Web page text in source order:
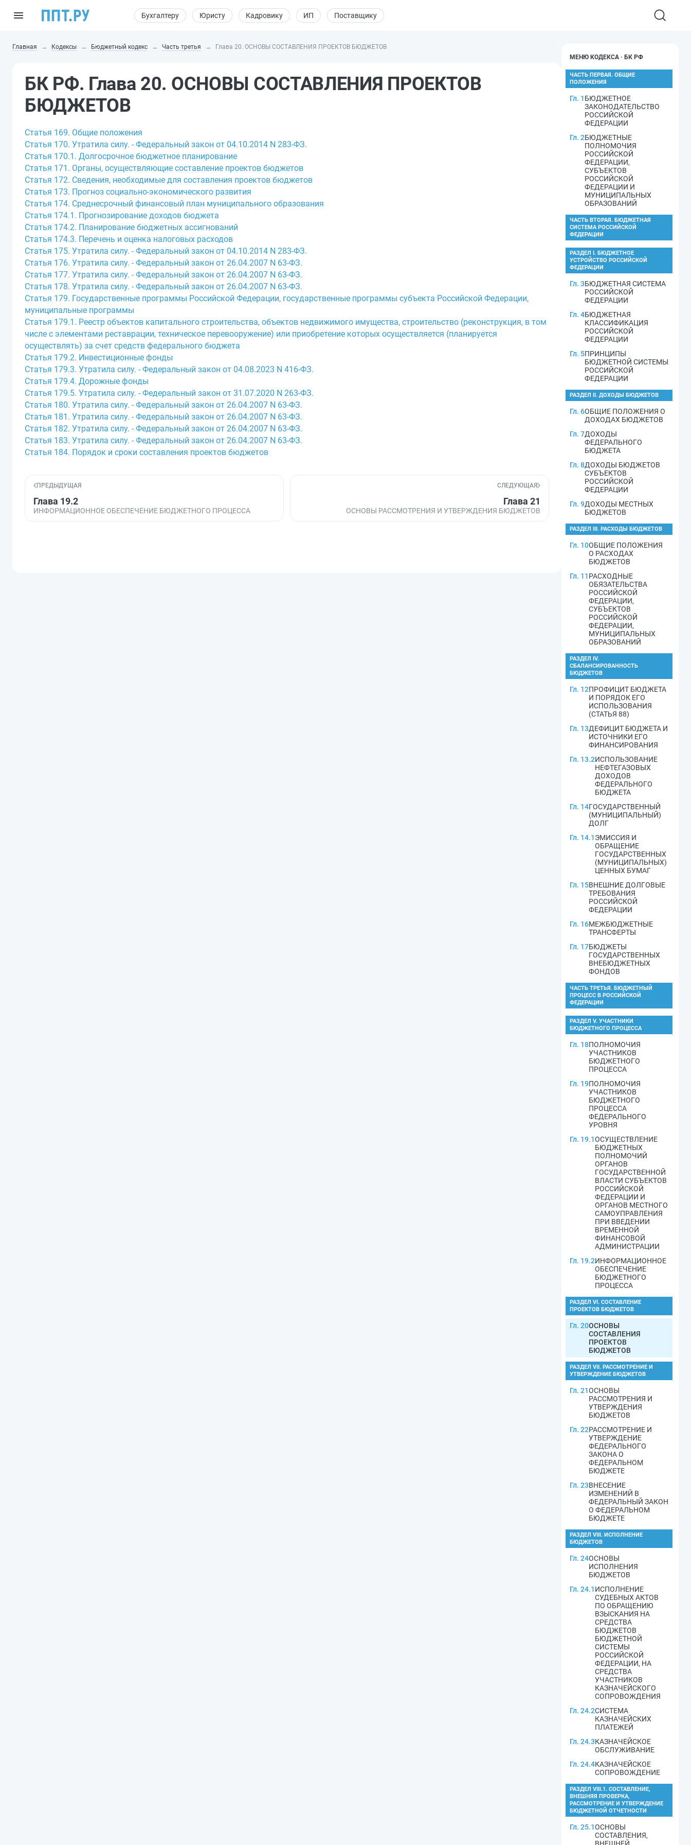
Бухгалтеру Юристу Кадровику ИП Поставщику
Главная Кодексы Бюджетный кодекс Часть третья Глава 20. ОСНОВЫ СОСТАВЛЕНИЯ ПРОЕКТОВ БЮДЖЕТОВ
БК РФ. Глава 20. ОСНОВЫ СОСТАВЛЕНИЯ ПРОЕКТОВ
БЮДЖЕТОВ
Статья 169. Общие положения
Статья 170. Утратила силу. - Федеральный закон от 04.10.2014 N 283-ФЗ.
Статья 170.1. Долгосрочное бюджетное планирование
Статья 171. Органы, осуществляющие составление проектов бюджетов
Статья 172. Сведения, необходимые для составления проектов бюджетов
Статья 173. Прогноз социально-экономического развития
Статья 174. Среднесрочный финансовый план муниципального образования
Статья 174.1. Прогнозирование доходов бюджета
Статья 174.2. Планирование бюджетных ассигнований
Статья 174.3. Перечень и оценка налоговых расходов
Статья 175. Утратила силу. - Федеральный закон от 04.10.2014 N 283-ФЗ.
Статья 176. Утратила силу. - Федеральный закон от 26.04.2007 N 63-ФЗ.
Статья 177. Утратила силу. - Федеральный закон от 26.04.2007 N 63-ФЗ.
Статья 178. Утратила силу. - Федеральный закон от 26.04.2007 N 63-ФЗ.
Статья 179. Государственные программы Российской Федерации, государственные программы субъекта Российской Федерации,
муниципальные программы
Статья 179.1. Реестр объектов капитального строительства, объектов недвижимого имущества, строительство (реконструкция, в том
числе с элементами реставрации, техническое перевооружение) или приобретение которых осуществляется (планируется
осуществлять) за счет средств федерального бюджета
Статья 179.2. Инвестиционные фонды
Статья 179.3. Утратила силу. - Федеральный закон от 04.08.2023 N 416-ФЗ.
Статья 179.4. Дорожные фонды
Статья 179.5. Утратила силу. - Федеральный закон от 31.07.2020 N 263-ФЗ.
Статья 180. Утратила силу. - Федеральный закон от 26.04.2007 N 63-ФЗ.
Статья 181. Утратила силу. - Федеральный закон от 26.04.2007 N 63-ФЗ.
Статья 182. Утратила силу. - Федеральный закон от 26.04.2007 N 63-ФЗ.
Статья 183. Утратила силу. - Федеральный закон от 26.04.2007 N 63-ФЗ.
Статья 184. Порядок и сроки составления проектов бюджетов
ПРЕДЫДУЩАЯ
Глава 19.2
ИНФОРМАЦИОННОЕ ОБЕСПЕЧЕНИЕ БЮДЖЕТНОГО ПРОЦЕССА
СЛЕДУЮЩАЯ
Глава 21
ОСНОВЫ РАССМОТРЕНИЯ И УТВЕРЖДЕНИЯ БЮДЖЕТОВ
МЕНЮ КОДЕКСА · БК РФ
ЧАСТЬ ПЕРВАЯ. ОБЩИЕ
ПОЛОЖЕНИЯ
Гл. 1БЮДЖЕТНОЕ
ЗАКОНОДАТЕЛЬСТВО
РОССИЙСКОЙ
ФЕДЕРАЦИИ
Гл. 2БЮДЖЕТНЫЕ
ПОЛНОМОЧИЯ
РОССИЙСКОЙ
ФЕДЕРАЦИИ,
СУБЪЕКТОВ
РОССИЙСКОЙ
ФЕДЕРАЦИИ И
МУНИЦИПАЛЬНЫХ
ОБРАЗОВАНИЙ
ЧАСТЬ ВТОРАЯ. БЮДЖЕТНАЯ
СИСТЕМА РОССИЙСКОЙ
ФЕДЕРАЦИИ
РАЗДЕЛ I. БЮДЖЕТНОЕ
УСТРОЙСТВО РОССИЙСКОЙ
ФЕДЕРАЦИИ
Гл. 3БЮДЖЕТНАЯ СИСТЕМА
РОССИЙСКОЙ
ФЕДЕРАЦИИ
Гл. 4БЮДЖЕТНАЯ
КЛАССИФИКАЦИЯ
РОССИЙСКОЙ
ФЕДЕРАЦИИ
Гл. 5ПРИНЦИПЫ
БЮДЖЕТНОЙ СИСТЕМЫ
РОССИЙСКОЙ
ФЕДЕРАЦИИ
РАЗДЕЛ II. ДОХОДЫ БЮДЖЕТОВ
Гл. 6ОБЩИЕ ПОЛОЖЕНИЯ О
ДОХОДАХ БЮДЖЕТОВ
Гл. 7ДОХОДЫ
ФЕДЕРАЛЬНОГО
БЮДЖЕТА
Гл. 8ДОХОДЫ БЮДЖЕТОВ
СУБЪЕКТОВ
РОССИЙСКОЙ
ФЕДЕРАЦИИ
Гл. 9ДОХОДЫ МЕСТНЫХ
БЮДЖЕТОВ
РАЗДЕЛ III. РАСХОДЫ БЮДЖЕТОВ
Гл. 10ОБЩИЕ ПОЛОЖЕНИЯ
О РАСХОДАХ
БЮДЖЕТОВ
Гл. 11РАСХОДНЫЕ
ОБЯЗАТЕЛЬСТВА
РОССИЙСКОЙ
ФЕДЕРАЦИИ,
СУБЪЕКТОВ
РОССИЙСКОЙ
ФЕДЕРАЦИИ,
МУНИЦИПАЛЬНЫХ
ОБРАЗОВАНИЙ
РАЗДЕЛ IV.
СБАЛАНСИРОВАННОСТЬ
БЮДЖЕТОВ
Гл. 12ПРОФИЦИТ БЮДЖЕТА
И ПОРЯДОК ЕГО
ИСПОЛЬЗОВАНИЯ
(СТАТЬЯ 88)
Гл. 13ДЕФИЦИТ БЮДЖЕТА И
ИСТОЧНИКИ ЕГО
ФИНАНСИРОВАНИЯ
Гл. 13.2ИСПОЛЬЗОВАНИЕ
НЕФТЕГАЗОВЫХ
ДОХОДОВ
ФЕДЕРАЛЬНОГО
БЮДЖЕТА
Гл. 14ГОСУДАРСТВЕННЫЙ
(МУНИЦИПАЛЬНЫЙ)
ДОЛГ
Гл. 14.1ЭМИССИЯ И
ОБРАЩЕНИЕ
ГОСУДАРСТВЕННЫХ
(МУНИЦИПАЛЬНЫХ)
ЦЕННЫХ БУМАГ
Гл. 15ВНЕШНИЕ ДОЛГОВЫЕ
ТРЕБОВАНИЯ
РОССИЙСКОЙ
ФЕДЕРАЦИИ
Гл. 16МЕЖБЮДЖЕТНЫЕ
ТРАНСФЕРТЫ
Гл. 17БЮДЖЕТЫ
ГОСУДАРСТВЕННЫХ
ВНЕБЮДЖЕТНЫХ
ФОНДОВ
ЧАСТЬ ТРЕТЬЯ. БЮДЖЕТНЫЙ
ПРОЦЕСС В РОССИЙСКОЙ
ФЕДЕРАЦИИ
РАЗДЕЛ V. УЧАСТНИКИ
БЮДЖЕТНОГО ПРОЦЕССА
Гл. 18ПОЛНОМОЧИЯ
УЧАСТНИКОВ
БЮДЖЕТНОГО
ПРОЦЕССА
Гл. 19ПОЛНОМОЧИЯ
УЧАСТНИКОВ
БЮДЖЕТНОГО
ПРОЦЕССА
ФЕДЕРАЛЬНОГО
УРОВНЯ
Гл. 19.1ОСУЩЕСТВЛЕНИЕ
БЮДЖЕТНЫХ
ПОЛНОМОЧИЙ
ОРГАНОВ
ГОСУДАРСТВЕННОЙ
ВЛАСТИ СУБЪЕКТОВ
РОССИЙСКОЙ
ФЕДЕРАЦИИ И
ОРГАНОВ МЕСТНОГО
САМОУПРАВЛЕНИЯ
ПРИ ВВЕДЕНИИ
ВРЕМЕННОЙ
ФИНАНСОВОЙ
АДМИНИСТРАЦИИ
Гл. 19.2ИНФОРМАЦИОННОЕ
ОБЕСПЕЧЕНИЕ
БЮДЖЕТНОГО
ПРОЦЕССА
РАЗДЕЛ VI. СОСТАВЛЕНИЕ
ПРОЕКТОВ БЮДЖЕТОВ
Гл. 20ОСНОВЫ
СОСТАВЛЕНИЯ
ПРОЕКТОВ
БЮДЖЕТОВ
РАЗДЕЛ VII. РАССМОТРЕНИЕ И
УТВЕРЖДЕНИЕ БЮДЖЕТОВ
Гл. 21ОСНОВЫ
РАССМОТРЕНИЯ И
УТВЕРЖДЕНИЯ
БЮДЖЕТОВ
Гл. 22РАССМОТРЕНИЕ И
УТВЕРЖДЕНИЕ
ФЕДЕРАЛЬНОГО
ЗАКОНА О
ФЕДЕРАЛЬНОМ
БЮДЖЕТЕ
Гл. 23ВНЕСЕНИЕ
ИЗМЕНЕНИЙ В
ФЕДЕРАЛЬНЫЙ ЗАКОН
О ФЕДЕРАЛЬНОМ
БЮДЖЕТЕ
РАЗДЕЛ VIII. ИСПОЛНЕНИЕ
БЮДЖЕТОВ
Гл. 24ОСНОВЫ
ИСПОЛНЕНИЯ
БЮДЖЕТОВ
Гл. 24.1ИСПОЛНЕНИЕ
СУДЕБНЫХ АКТОВ
ПО ОБРАЩЕНИЮ
ВЗЫСКАНИЯ НА
СРЕДСТВА
БЮДЖЕТОВ
БЮДЖЕТНОЙ
СИСТЕМЫ
РОССИЙСКОЙ
ФЕДЕРАЦИИ, НА
СРЕДСТВА
УЧАСТНИКОВ
КАЗНАЧЕЙСКОГО
СОПРОВОЖДЕНИЯ
Гл. 24.2СИСТЕМА
КАЗНАЧЕЙСКИХ
ПЛАТЕЖЕЙ
Гл. 24.3КАЗНАЧЕЙСКОЕ
ОБСЛУЖИВАНИЕ
Гл. 24.4КАЗНАЧЕЙСКОЕ
СОПРОВОЖДЕНИЕ
РАЗДЕЛ VIII.1. СОСТАВЛЕНИЕ,
ВНЕШНЯЯ ПРОВЕРКА,
РАССМОТРЕНИЕ И УТВЕРЖДЕНИЕ
БЮДЖЕТНОЙ ОТЧЕТНОСТИ
Гл. 25.1ОСНОВЫ
СОСТАВЛЕНИЯ,